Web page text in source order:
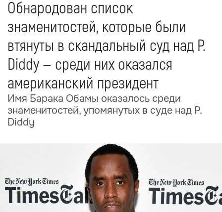
Обнародован список
знаменитостей, которые были
втянуты в скандальный суд над P.
Diddy — среди них оказался
американский президент
Имя Барака Обамы оказалось среди
знаменитостей, упомянутых в суде над P.
Diddy